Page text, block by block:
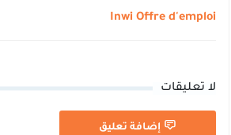
Inwi Offre d'emploi
لا تعليقات
إضافة تعليق